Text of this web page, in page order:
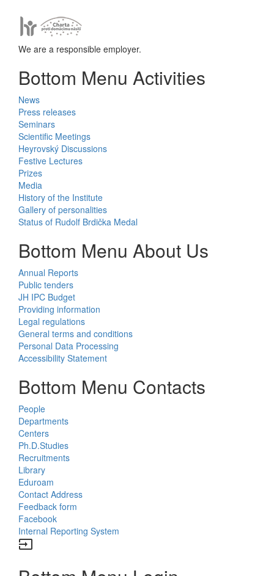
We are a responsible employer.
Bottom Menu Activities
News
Press releases
Seminars
Scientific Meetings
Heyrovský Discussions
Festive Lectures
Prizes
Media
History of the Institute
Gallery of personalities
Status of Rudolf Brdička Medal
Bottom Menu About Us
Annual Reports
Public tenders
JH IPC Budget
Providing information
Legal regulations
General terms and conditions
Personal Data Processing
Accessibility Statement
Bottom Menu Contacts
People
Departments
Centers
Ph.D.Studies
Recruitments
Library
Eduroam
Contact Address
Feedback form
Facebook
Internal Reporting System
input